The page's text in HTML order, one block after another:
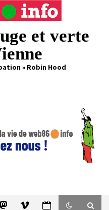
et verte
» Robin Hood